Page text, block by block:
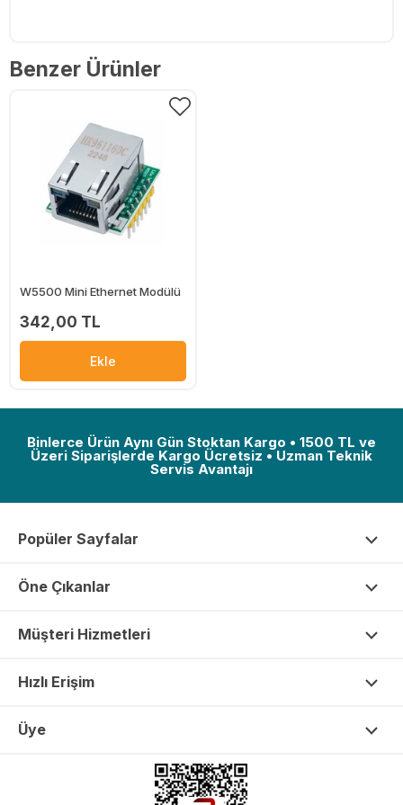
Benzer Ürünler
W5500 Mini Ethernet Modülü
342,00 TL
Ekle
Binlerce Ürün Aynı Gün Stoktan Kargo • 1500 TL ve
Üzeri Siparişlerde Kargo Ücretsiz • Uzman Teknik
Servis Avantajı
Popüler Sayfalar
Öne Çıkanlar
Müşteri Hizmetleri
Hızlı Erişim
Üye